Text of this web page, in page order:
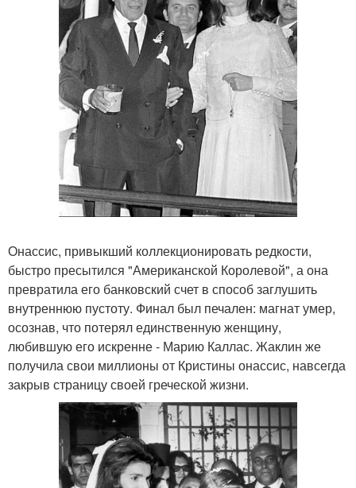
Онассис, привыкший коллекционировать редкости,
быстро пресытился "Американской Королевой", а она
превратила его банковский счет в способ заглушить
внутреннюю пустоту. Финал был печален: магнат умер,
осознав, что потерял единственную женщину,
любившую его искренне - Марию Каллас. Жаклин же
получила свои миллионы от Кристины онассис, навсегда
закрыв страницу своей греческой жизни.